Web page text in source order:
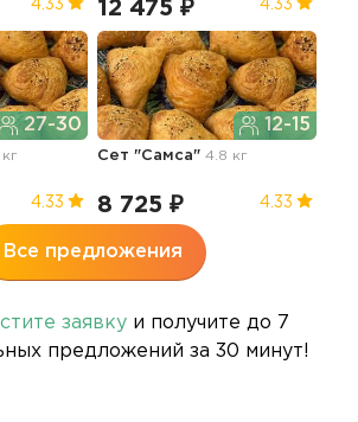
4.33 12 475 ₽ 4.33
27-30
4.33
12-15
Сет "Самса" 4.8 кг
8 725 ₽ 4.33
Все предложения
заявкуи получите до 7
предложений за 30 минут!